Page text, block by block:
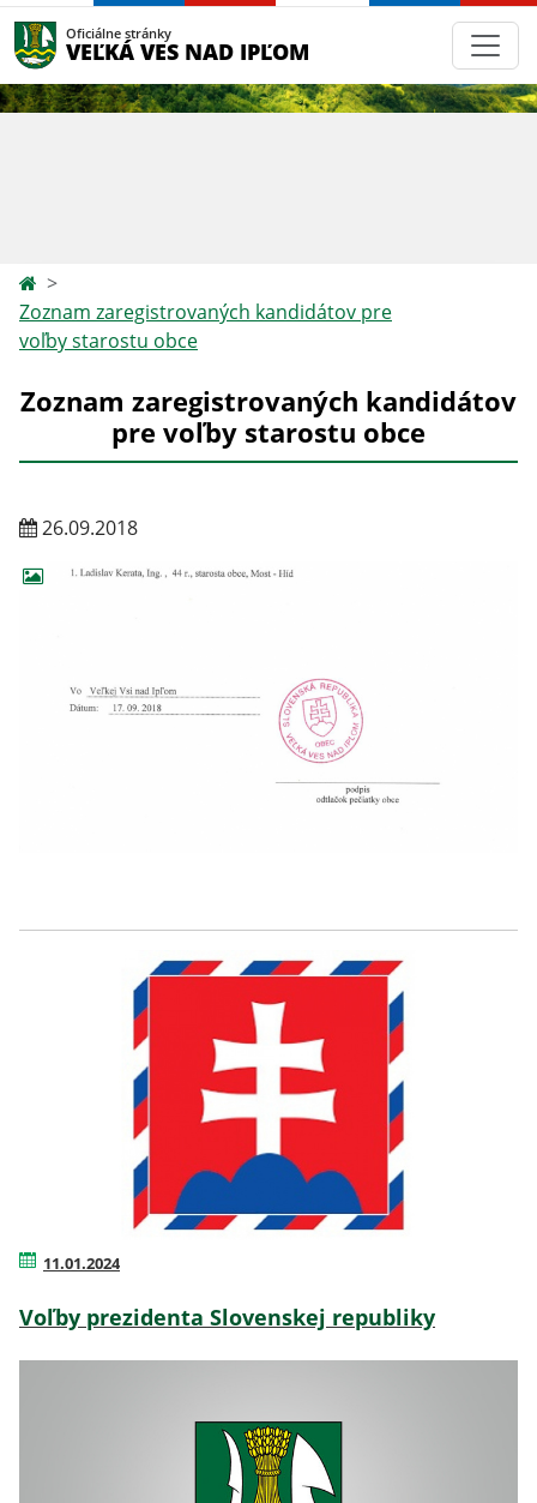
Oficiálne stránky
VEĽKÁ VES NAD IPĽOM
Zoznam zaregistrovaných kandidátov pre
voľby starostu obce
Zoznam zaregistrovaných kandidátov
pre voľby starostu obce
26.09.2018
11.01.2024
Voľby prezidenta Slovenskej republiky